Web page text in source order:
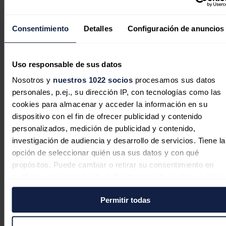
Consentimiento Detalles Configuración de anuncios
Uso responsable de sus datos
Nosotros y nuestros 1022 sociosprocesamos sus datos
personales, p.ej., su dirección IP, con tecnologías como las
cookies para almacenar y acceder la información en su
dispositivo con el fin de ofrecer publicidad y contenido
personalizados, medición de publicidad y contenido,
investigación de audiencia y desarrollo de servicios. Tiene la
opción de seleccionar quién usa sus datos y con qué
propósitos. Puede cambiar o retirar su consentimiento en
en el Menú de consentimiento.
Si lo permite, también quisiéramos:
Permitir todas
producto, plataforma y rendimiento, todos ellos profundamente
arraigados en los cimientos de nuestro programa ‘Sail & Sustain’.
dedicados a integrar de forma holística la sostenibilidad en nuestra
estrategia de negocio", explicaHarry Sommer, presidente y CEO
de Norwegian Cruise Line Holdings.
El informe ‘Sail & Sustain’ de 2023 destaca los principales avances
y compromisos dentro de cinco pilares : reducir el impacto
medioambiental, navegar con seguridad, fortalecer las comunidades,
empoderar a las personas y operar con integridad y responsabilidad.
Noticias relacionadas
Hunosa dice que su nuevo plan de
empresa garantiza la supervivencia